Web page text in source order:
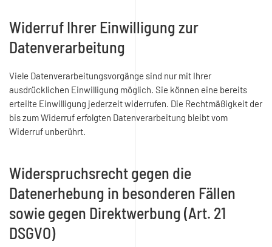
Widerruf Ihrer Einwilligung zur
Datenverarbeitung
Viele Datenverarbeitungsvorgänge sind nur mit Ihrer
ausdrücklichen Einwilligung möglich. Sie können eine bereits
erteilte Einwilligung jederzeit widerrufen. Die Rechtmäßigkeit der
bis zum Widerruf erfolgten Datenverarbeitung bleibt vom
Widerruf unberührt.
Widerspruchsrecht gegen die
Datenerhebung in besonderen Fällen
sowie gegen Direktwerbung (Art. 21
DSGVO)